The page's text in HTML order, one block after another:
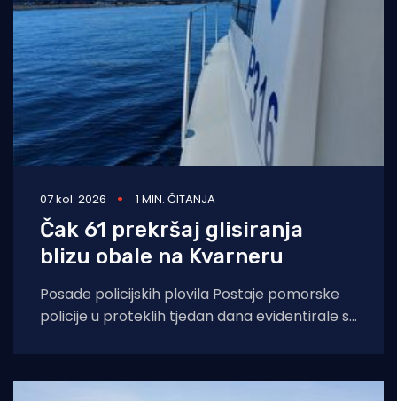
07 kol. 2026 1 MIN. ČITANJA
Čak 61 prekršaj glisiranja
blizu obale na Kvarneru
Posade policijskih plovila Postaje pomorske
policije u proteklih tjedan dana evidentirale su